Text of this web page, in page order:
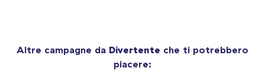
Altre campagne da Divertente che ti potrebbero
piacere: